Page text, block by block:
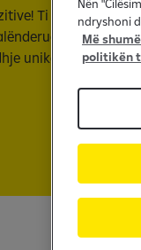
Ti tashmë je
Zbulo
unike, krijuar për të
Nën
ndryshoni
Më
politikën